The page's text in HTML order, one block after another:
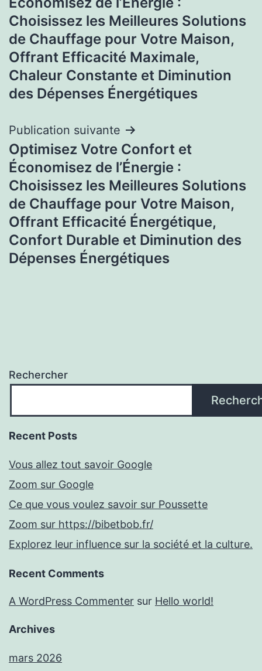
l’article
Choisissez les Meilleures Solutions
de Chauffage pour Votre Maison,
Offrant Efficacité Maximale,
Chaleur Constante et Diminution
des Dépenses Énergétiques
Publication suivante
Optimisez Votre Confort et
Économisez de l’Énergie :
Choisissez les Meilleures Solutions
de Chauffage pour Votre Maison,
Offrant Efficacité Énergétique,
Confort Durable et Diminution des
Dépenses Énergétiques
Rechercher
Recent Posts
Vous allez tout savoir Google
Zoom sur Google
Ce que vous voulez savoir sur Poussette
Zoom sur https://bibetbob.fr/
Explorez leur influence sur la société et la culture.
Recent Comments
A WordPress Commenter sur Hello world!
Archives
mars 2026